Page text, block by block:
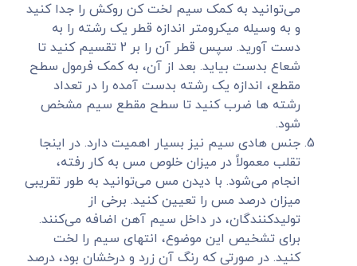
می‌توانید به کمک سیم لخت کن روکش را جدا کنید
و به وسیله میکرومتر اندازه قطر یک رشته را به
دست آورید. سپس قطر آن را بر 2 تقسیم کنید تا
شعاع بدست بیاید. بعد از آن، به کمک فرمول سطح
مقطع، اندازه یک رشته بدست آمده را در تعداد
رشته ها ضرب کنید تا سطح مقطع سیم مشخص
شود.
جنس هادی سیم نیز بسیار اهمیت دارد. در اینجا
تقلب معمولاً در میزان خلوص مس به کار رفته،
انجام می‌شود. با دیدن مس می‌توانید به طور تقریبی
میزان درصد مس را تعیین کنید. برخی از
تولیدکنندگان، در داخل سیم آهن اضافه می‌کنند.
برای تشخیص این موضوع، انتهای سیم را لخت
کنید. در صورتی که رنگ آن زرد و درخشان بود، درصد